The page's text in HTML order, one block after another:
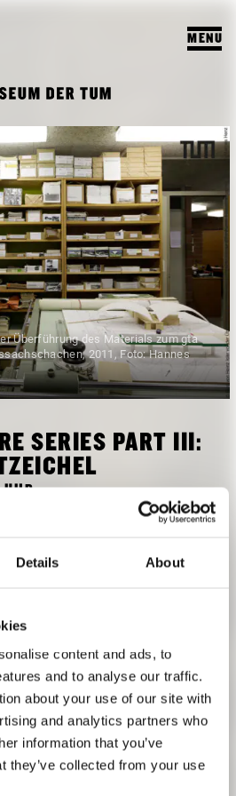
Details About
content and ads, to
and to analyse our traffic.
about your use of our site with
and analytics partners who
information that you’ve
they’ve collected from your use
MENU
& PROGRAMM
PROGRAMM
VORSCHAU
AUSSTELLUNGEN
VERANSTALTUNGEN
& LEHRE
/ SAMMLUNG
ARBEITEN
A.M.
ÜBER UNS
TEAM
Überführung des Materials zum gta
2011, Foto: Hannes
SERIES PART III:
des Schweizer
der ETH Zürich
renommiertesten
zweiten Hälfte des
gta Archiv der ETH Zürich
die Arbeit eines
konjunkturellen